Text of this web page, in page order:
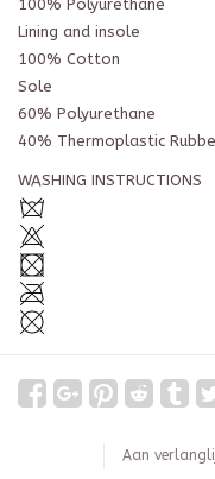
100% Polyurethane
Lining and insole
100% Cotton
Sole
60% Polyurethane
40% Thermoplastic
WASHING INSTRUCTIONS
Aan